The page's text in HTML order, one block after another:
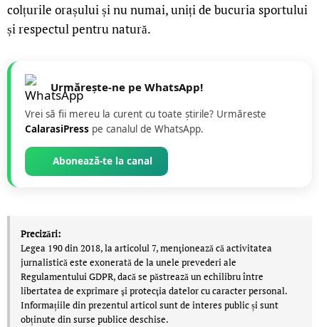
colțurile orașului și nu numai, uniți de bucuria sportului
și respectul pentru natură.
Urmărește-ne pe WhatsApp!
Vrei să fii mereu la curent cu toate știrile? Urmăreste
CalarasiPress pe canalul de WhatsApp.
Abonează-te la canal
Precizări:
Legea 190 din 2018, la articolul 7, menţionează că activitatea
jurnalistică este exonerată de la unele prevederi ale
Regulamentului GDPR, dacă se păstrează un echilibru între
libertatea de exprimare şi protecţia datelor cu caracter personal.
Informațiile din prezentul articol sunt de interes public și sunt
obținute din surse publice deschise.